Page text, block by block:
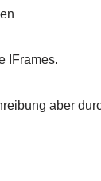
IFrames.
aber